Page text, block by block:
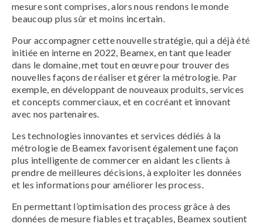
mesure sont comprises, alors nous rendons le monde
beaucoup plus sûr et moins incertain.
Pour accompagner cette nouvelle stratégie, qui a déjà été
initiée en interne en 2022, Beamex, en tant que leader
dans le domaine, met tout en œuvre pour trouver des
nouvelles façons de réaliser et gérer la métrologie. Par
exemple, en développant de nouveaux produits, services
et concepts commerciaux, et en cocréant et innovant
avec nos partenaires.
Les technologies innovantes et services dédiés à la
métrologie de Beamex favorisent également une façon
plus intelligente de commercer en aidant les clients à
prendre de meilleures décisions, à exploiter les données
et les informations pour améliorer les process.
En permettant l’optimisation des process grâce à des
données de mesure fiables et traçables, Beamex soutient